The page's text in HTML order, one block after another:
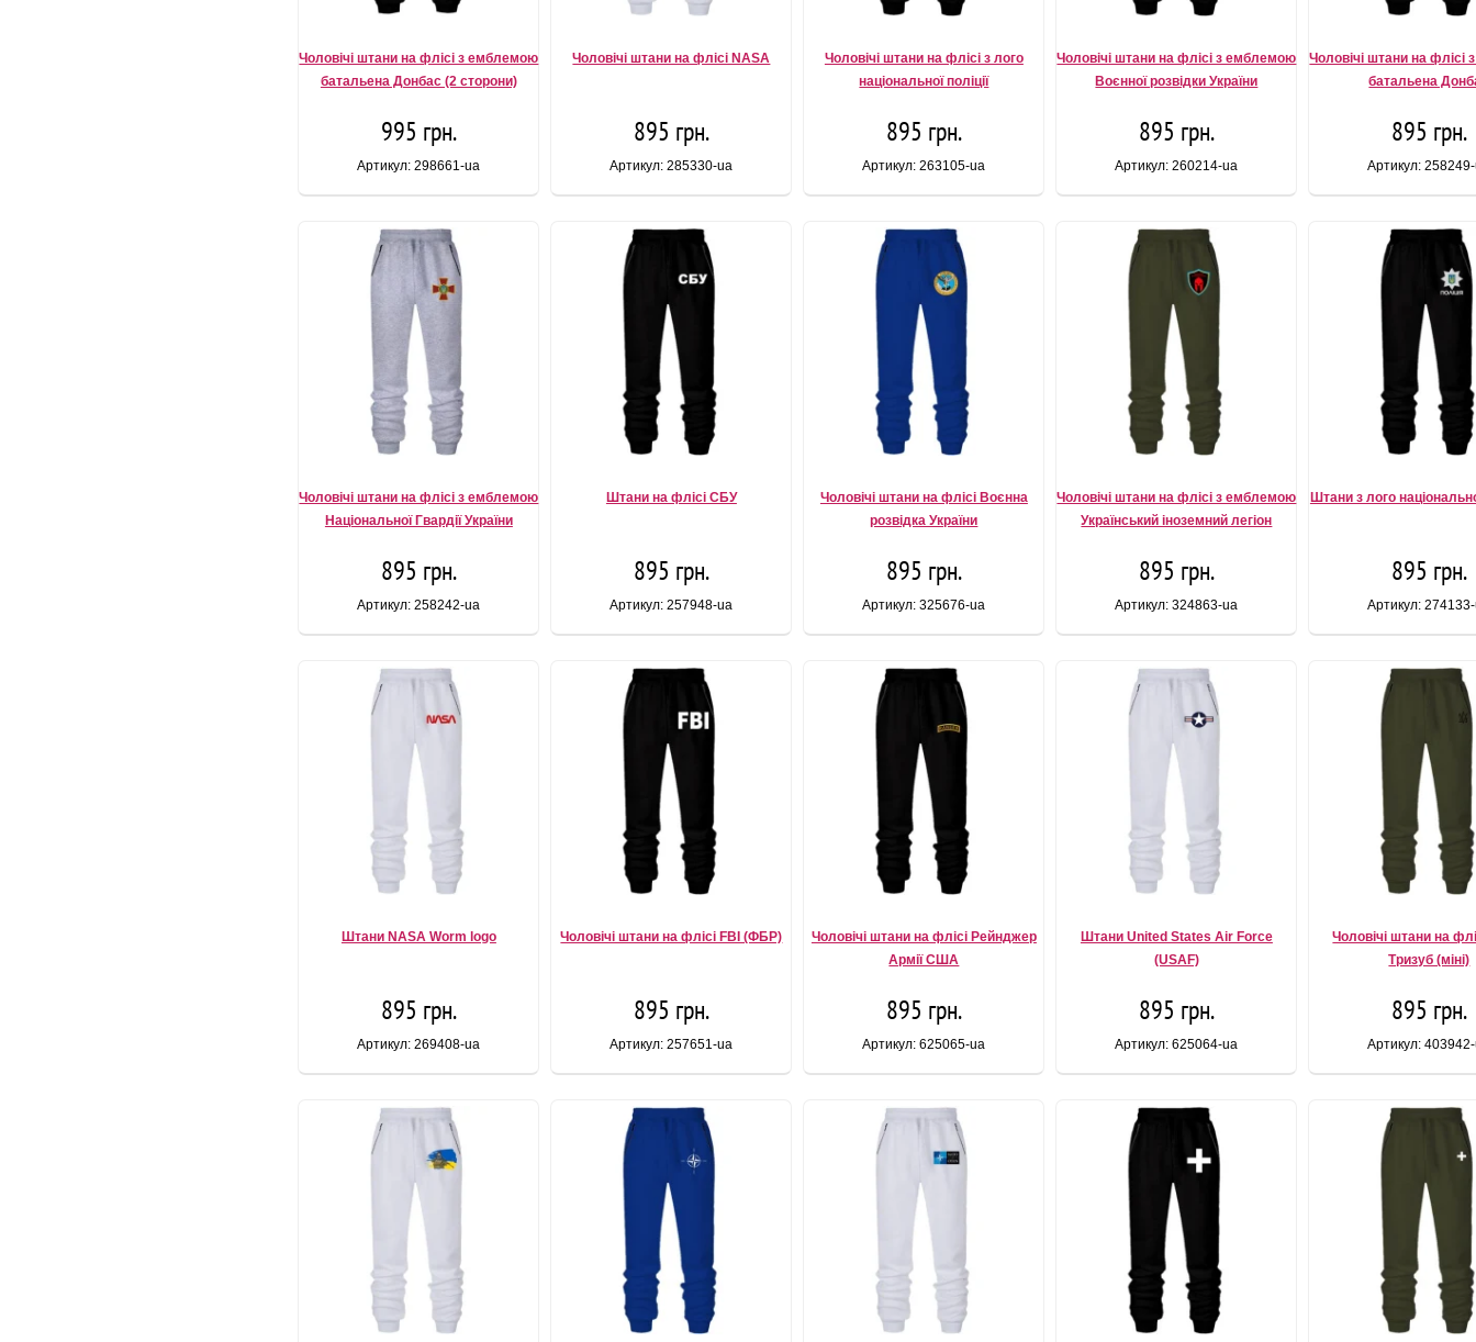
Чоловічі штани на флісі з емблемою
батальена Донбас (2 сторони)
995 грн.
Артикул: 298661-ua
Чоловічі штани на флісі NASA
895 грн.
Артикул: 285330-ua
Чоловічі штани на флісі з лого
національної поліції
895 грн.
Артикул: 263105-ua
Чоловічі штани на флісі з емблемою
Воєнної розвідки України
895 грн.
Артикул: 260214-ua
Чоловічі штани на
батальена
895 грн.
Артикул:
Чоловічі штани на флісі з емблемою
Національної Гвардії України
895 грн.
Артикул: 258242-ua
Штани на флісі СБУ
895 грн.
Артикул: 257948-ua
Чоловічі штани на флісі Воєнна
розвідка України
895 грн.
Артикул: 325676-ua
Чоловічі штани на флісі з емблемою
Український іноземний легіон
895 грн.
Артикул: 324863-ua
Штани з лого
895 грн.
Артикул:
Штани NASA Worm logo
895 грн.
Артикул: 269408-ua
Чоловічі штани на флісі FBI (ФБР)
895 грн.
Артикул: 257651-ua
Чоловічі штани на флісі Рейнджер
Армії США
895 грн.
Артикул: 625065-ua
Штани United States Air Force
(USAF)
895 грн.
Артикул: 625064-ua
Чоловічі штани на
Тризуб (міні)
895 грн.
Артикул: